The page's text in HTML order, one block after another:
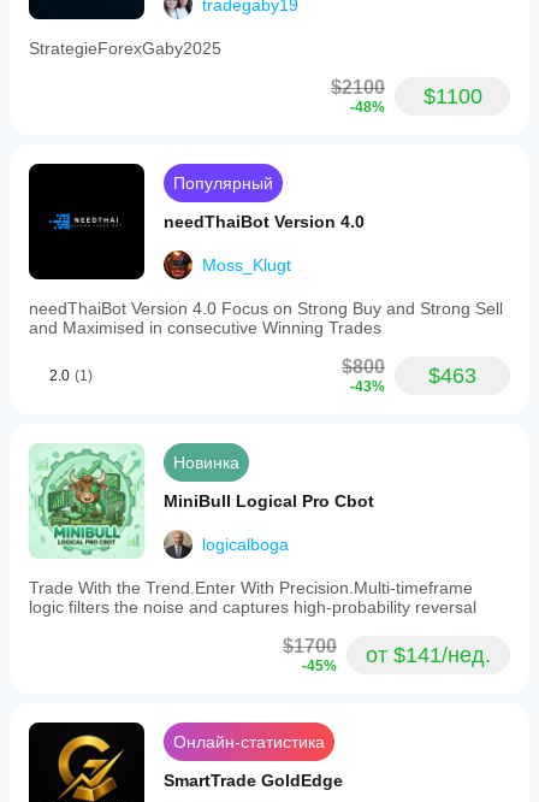
tradegaby19
StrategieForexGaby2025
$2100
-48% $1100
Популярный
needThaiBot Version 4.0
Moss_Klugt
needThaiBot Version 4.0 Focus on Strong Buy and Strong Sell
and Maximised in consecutive Winning Trades
2.0 (1) $800
-43% $463
Новинка
MiniBull Logical Pro Cbot
logicalboga
Trade With the Trend.Enter With Precision.Multi-timeframe
logic filters the noise and captures high-probability reversal
$1700
-45% от $141/нед.
Онлайн-статистика
SmartTrade GoldEdge